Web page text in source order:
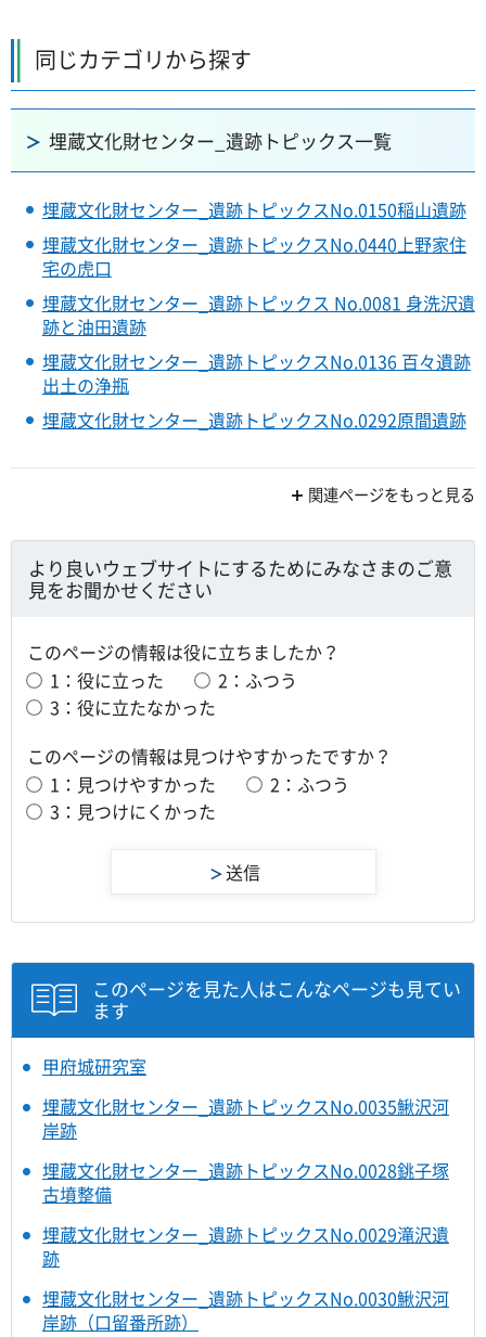
同じカテゴリから探す
埋蔵文化財センター_遺跡トピックス一覧
埋蔵文化財センター_遺跡トピックスNo.0150稲山遺跡
埋蔵文化財センター_遺跡トピックスNo.0440上野家住
宅の虎口
埋蔵文化財センター_遺跡トピックス No.0081 身洗沢遺
跡と油田遺跡
埋蔵文化財センター_遺跡トピックスNo.0136 百々遺跡
出土の浄瓶
埋蔵文化財センター_遺跡トピックスNo.0292原間遺跡
関連ページをもっと見る
より良いウェブサイトにするためにみなさまのご意
見をお聞かせください
このページの情報は役に立ちましたか？
1：役に立った
2：ふつう
3：役に立たなかった
このページの情報は見つけやすかったですか？
1：見つけやすかった
2：ふつう
3：見つけにくかった
このページを見た人はこんなページも見てい
ます
甲府城研究室
埋蔵文化財センター_遺跡トピックスNo.0035鰍沢河
岸跡
埋蔵文化財センター_遺跡トピックスNo.0028銚子塚
古墳整備
埋蔵文化財センター_遺跡トピックスNo.0029滝沢遺
跡
埋蔵文化財センター_遺跡トピックスNo.0030鰍沢河
岸跡（口留番所跡）